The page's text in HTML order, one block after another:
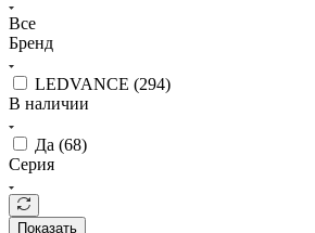
Все
Бренд
LEDVANCE (294)
В наличии
Да (68)
Серия
Показать